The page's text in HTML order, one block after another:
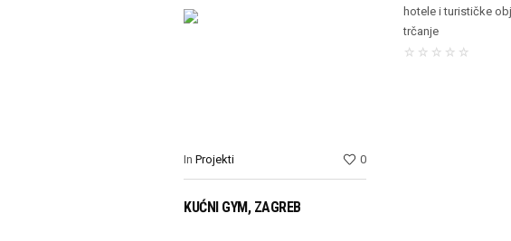
hotele i turističke
trčanje
In Projekti 0
KUĆNI GYM, ZAGREB